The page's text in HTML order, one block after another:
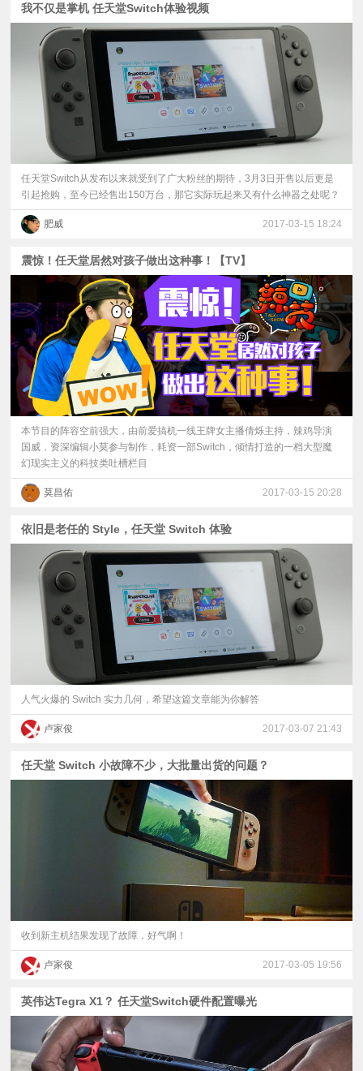
我不仅是掌机 任天堂Switch体验视频
任天堂Switch从发布以来就受到了广大粉丝的期待，3月3日开售以后更是
引起抢购，至今已经售出150万台，那它实际玩起来又有什么神器之处呢？
肥威 2017-03-15 18:24
震惊！任天堂居然对孩子做出这种事！【TV】
本节目的阵容空前强大，由前爱搞机一线王牌女主播倩烁主持，辣鸡导演
国威，资深编辑小莫参与制作，耗资一部Switch，倾情打造的一档大型魔
幻现实主义的科技类吐槽栏目
莫昌佑 2017-03-15 20:28
依旧是老任的 Style，任天堂 Switch 体验
人气火爆的 Switch 实力几何，希望这篇文章能为你解答
卢家俊 2017-03-07 21:43
任天堂 Switch 小故障不少，大批量出货的问题？
收到新主机结果发现了故障，好气啊！
卢家俊 2017-03-05 19:56
英伟达Tegra X1？ 任天堂Switch硬件配置曝光